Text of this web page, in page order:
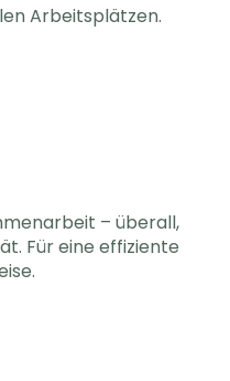
Arbeitsplätzen.
– überall,
Für eine effiziente